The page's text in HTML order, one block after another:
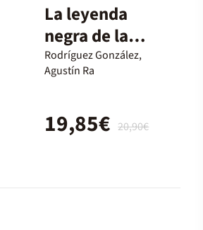
La leyenda
negra de la
Armada
española
Rodríguez González,
Agustín Ra
20,90€
19,85€